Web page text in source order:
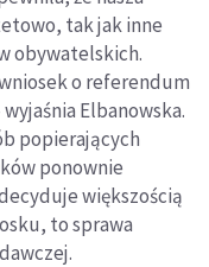
tak jak inne
obywatelskich.
o referendum
Elbanowska.
popierających
ponownie
większością
to sprawa